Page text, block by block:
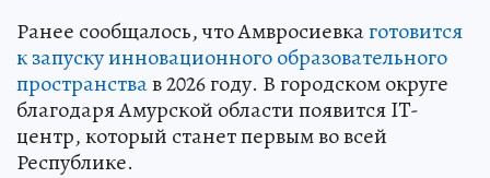
Ранее сообщалось, что Амвросиевкаготовится
к запуску инновационного образовательного
пространствав 2026 году. В городском округе
благодаря Амурской области появится IT-
центр, который станет первым во всей
Республике.